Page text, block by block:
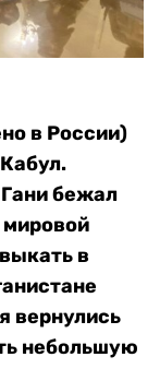
в России)
бежал
в
вернулись
небольшую